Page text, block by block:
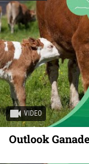
VIDEO
Outlook